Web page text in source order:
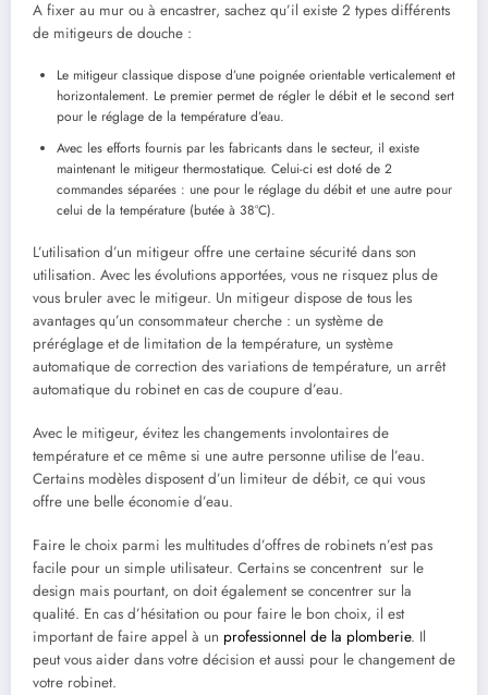
A fixer au mur ou à encastrer, sachez qu’il existe 2 types différents
de mitigeurs de douche :
Le mitigeur classique dispose d’une poignée orientable verticalement et
horizontalement. Le premier permet de régler le débit et le second sert
pour le réglage de la température d’eau.
Avec les efforts fournis par les fabricants dans le secteur, il existe
maintenant le mitigeur thermostatique. Celui-ci est doté de 2
commandes séparées : une pour le réglage du débit et une autre pour
celui de la température (butée à 38°C).
L’utilisation d’un mitigeur offre une certaine sécurité dans son
utilisation. Avec les évolutions apportées, vous ne risquez plus de
vous bruler avec le mitigeur. Un mitigeur dispose de tous les
avantages qu’un consommateur cherche : un système de
préréglage et de limitation de la température, un système
automatique de correction des variations de température, un arrêt
automatique du robinet en cas de coupure d’eau.
Avec le mitigeur, évitez les changements involontaires de
température et ce même si une autre personne utilise de l’eau.
Certains modèles disposent d’un limiteur de débit, ce qui vous
offre une belle économie d’eau.
Faire le choix parmi les multitudes d’offres de robinets n’est pas
facile pour un simple utilisateur. Certains se concentrent sur le
design mais pourtant, on doit également se concentrer sur la
qualité. En cas d’hésitation ou pour faire le bon choix, il est
important de faire appel à un professionnel de la plomberie. Il
peut vous aider dans votre décision et aussi pour le changement de
votre robinet.